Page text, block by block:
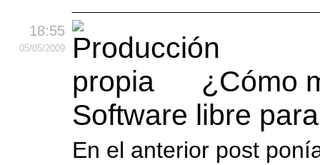
18:55
05/05/2009
¿Cómo
Software libre
En el anterior post